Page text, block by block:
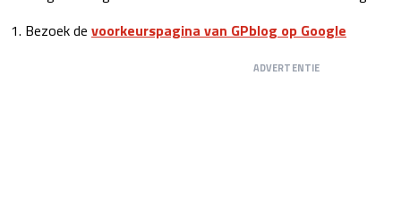
1. Bezoek de voorkeurspagina van GPblog op Google
ADVERTENTIE